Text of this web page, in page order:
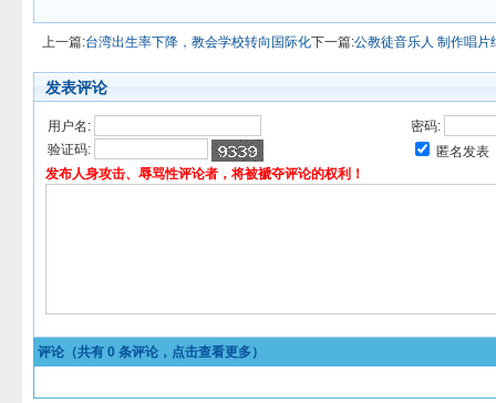
上一篇:台湾出生率下降，教会学校转向国际化下一篇:公教徒音乐人 制作唱片
发表评论
用户名:
密码:
验证码:
匿名发表
发布人身攻击、辱骂性评论者，将被褫夺评论的权利！
评论（共有 0 条评论，点击查看更多）